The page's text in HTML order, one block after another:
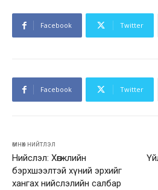
Facebook Twitter
Facebook Twitter
өмнөх нийтлэл
Нийслэл: Хөгжлийн
бэрхшээлтэй хүний эрхийг
хангах нийслэлийн салбар